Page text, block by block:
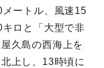
ートル、風速15
ロと「大型で非
久島の西海上を
上し、13時頃に